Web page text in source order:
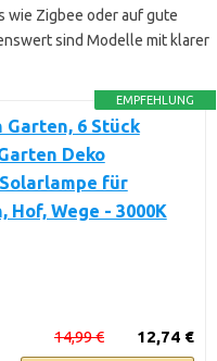
wie Zigbee oder auf gute
sind Modelle mit klarer
EMPFEHLUNG
Garten, 6 Stück
Deko
für
Hof, Wege - 3000K
12,74 €
14,99 €